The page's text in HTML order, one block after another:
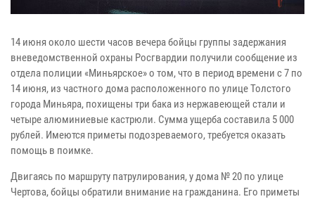
14 июня около шести часов вечера бойцы группы задержания
вневедомственной охраны Росгвардии получили сообщение из
отдела полиции «Миньярское» о том, что в период времени с 7 по
14 июня, из частного дома расположенного по улице Толстого
города Миньяра, похищены три бака из нержавеющей стали и
четыре алюминиевые кастрюли. Сумма ущерба составила 5 000
рублей. Имеются приметы подозреваемого, требуется оказать
помощь в поимке.
Двигаясь по маршруту патрулирования, у дома № 20 по улице
Чертова, бойцы обратили внимание на гражданина. Его приметы